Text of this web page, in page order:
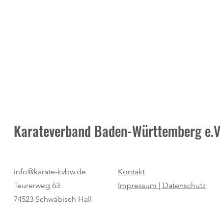
Pure Dominanz: Birtat MTV
Ludwigsburg zum zweiten Mal
Champion
für den SV
Karateverband Baden-Württemberg
info@karate-kvbw.de
Teurerweg 63
74523 Schwäbisch Hall
Kontakt
Impressum | Datenschutz